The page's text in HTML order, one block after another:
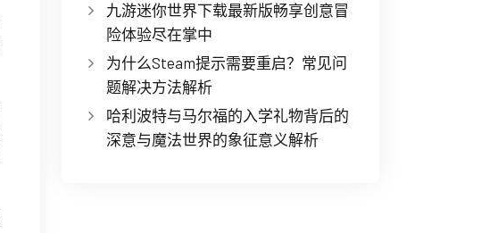
九游迷你世界下载最新版畅享创意冒
险体验尽在掌中
为什么Steam提示需要重启？常见问
题解决方法解析
哈利波特与马尔福的入学礼物背后的
深意与魔法世界的象征意义解析